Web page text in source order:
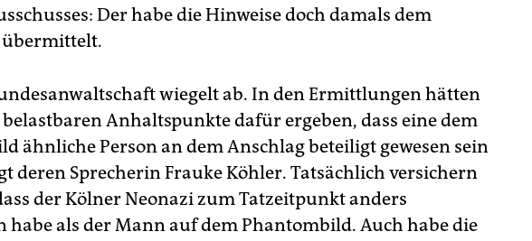
Der habe die Hinweise doch damals dem
übermittelt.
wiegelt ab. In den Ermittlungen hätten
belastbaren Anhaltspunkte dafür ergeben, dass eine dem
ähnliche Person an dem Anschlag beteiligt gewesen sein
deren Sprecherin Frauke Köhler. Tatsächlich versichern
der Kölner Neonazi zum Tatzeitpunkt anders
habe als der Mann auf dem Phantombild. Auch habe die